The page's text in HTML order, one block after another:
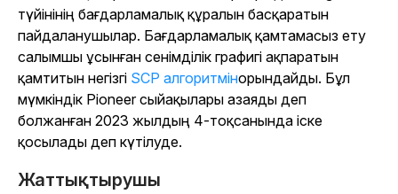
түйінінің бағдарламалық құралын басқаратын
пайдаланушылар. Бағдарламалық қамтамасыз ету
салымшы ұсынған сенімділік графигі ақпаратын
қамтитын негізгі SCP алгоритмінорындайды. Бұл
мүмкіндік Pioneer сыйақылары азаяды деп
болжанған 2023 жылдың 4-тоқсанында іске
қосылады деп күтілуде.
Жаттықтырушы